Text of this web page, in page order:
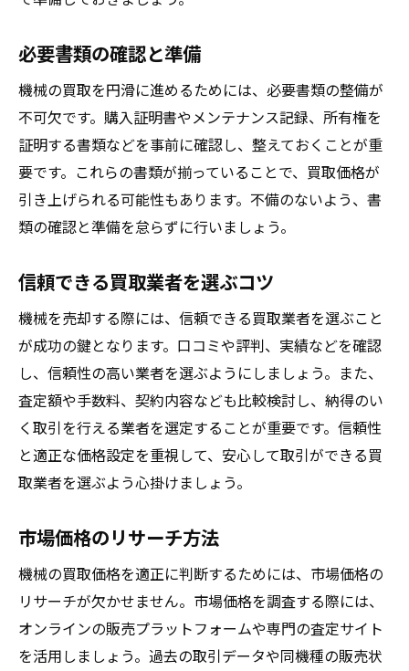
必要書類の確認と準備
機械の買取を円滑に進めるためには、必要書類の整備が
不可欠です。購入証明書やメンテナンス記録、所有権を
証明する書類などを事前に確認し、整えておくことが重
要です。これらの書類が揃っていることで、買取価格が
引き上げられる可能性もあります。不備のないよう、書
類の確認と準備を怠らずに行いましょう。
信頼できる買取業者を選ぶコツ
機械を売却する際には、信頼できる買取業者を選ぶこと
が成功の鍵となります。口コミや評判、実績などを確認
し、信頼性の高い業者を選ぶようにしましょう。また、
査定額や手数料、契約内容なども比較検討し、納得のい
く取引を行える業者を選定することが重要です。信頼性
と適正な価格設定を重視して、安心して取引ができる買
取業者を選ぶよう心掛けましょう。
市場価格のリサーチ方法
機械の買取価格を適正に判断するためには、市場価格の
リサーチが欠かせません。市場価格を調査する際には、
オンラインの販売プラットフォームや専門の査定サイト
を活用しましょう。過去の取引データや同機種の販売状